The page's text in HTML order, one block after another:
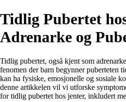
Tidlig Pubertet
Adrenarke og
Tidlig pubertet, også kjent som
fenomen der barn begynner puberteten
kan ha fysiske, emosjonelle og sosiale
denne artikkelen vil vi utforske
for tidlig pubertet hos jenter, inkludert